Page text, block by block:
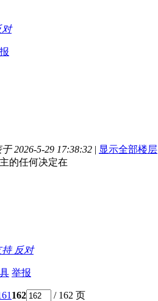
对
2026-5-29 17:38:32 | 显示全部楼层
的任何决定在
持 反对
举报
162
/ 162 页